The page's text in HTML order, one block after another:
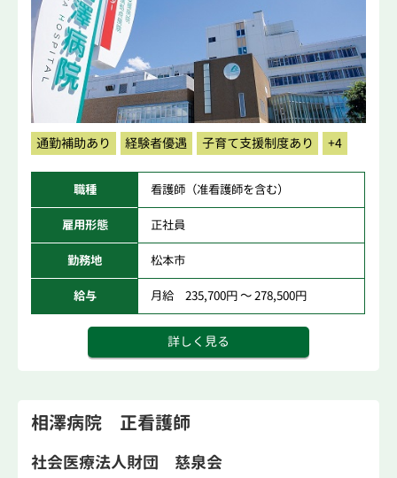
通勤補助あり 経験者優遇 子育て支援制度あり +4
職種 看護師（准看護師を含む）
雇用形態 正社員
勤務地 松本市
給与 月給 235,700円 ～ 278,500円
詳しく見る
相澤病院 正看護師
社会医療法人財団 慈泉会